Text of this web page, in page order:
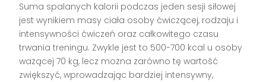
Suma spalanych kalorii podczas jeden sesji siłowej
jest wynikiem masy ciała osoby ćwiczącej, rodzaju i
intensywności ćwiczeń oraz całkowitego czasu
trwania treningu. Zwykle jest to 500-700 kcal u osoby
ważącej 70 kg, lecz można zarówno tę wartość
zwiększyć, wprowadzając bardziej intensywny,